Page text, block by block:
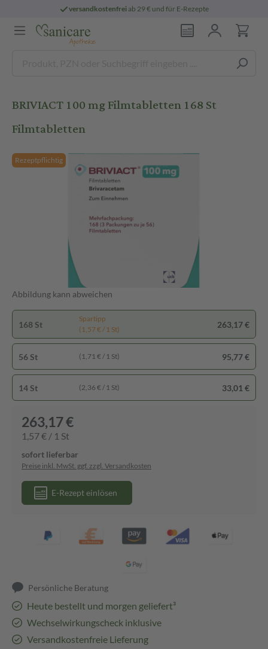
versandkostenfreiab 29 € und für E-Rezepte
BRIVIACT 100 mg Filmtabletten 168 St
Filmtabletten
Rezeptpflichtig
Abbildung kann abweichen
168 St
Spartipp
(1,57 € / 1 St)
263,17 €
56 St (1,71 € / 1 St) 95,77 €
14 St (2,36 € / 1 St) 33,01 €
263,17 €
1,57 € / 1 St
sofort lieferbar
Preise inkl. MwSt. ggf. zzgl. Versandkosten
E-Rezept einlösen
Persönliche Beratung
Heute bestellt und morgen geliefert³
Wechselwirkungscheck inklusive
Versandkostenfreie Lieferung